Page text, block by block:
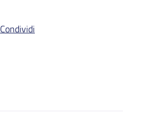
Condividi